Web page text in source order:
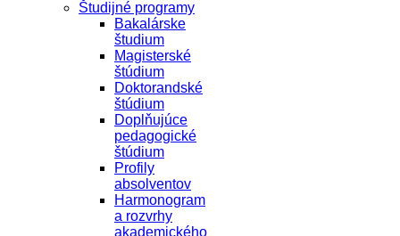
Študijné programy
Bakalárske
študium
Magisterské
štúdium
Doktorandské
štúdium
Doplňujúce
pedagogické
štúdium
Profily
absolventov
Harmonogram
a rozvrhy
akademického